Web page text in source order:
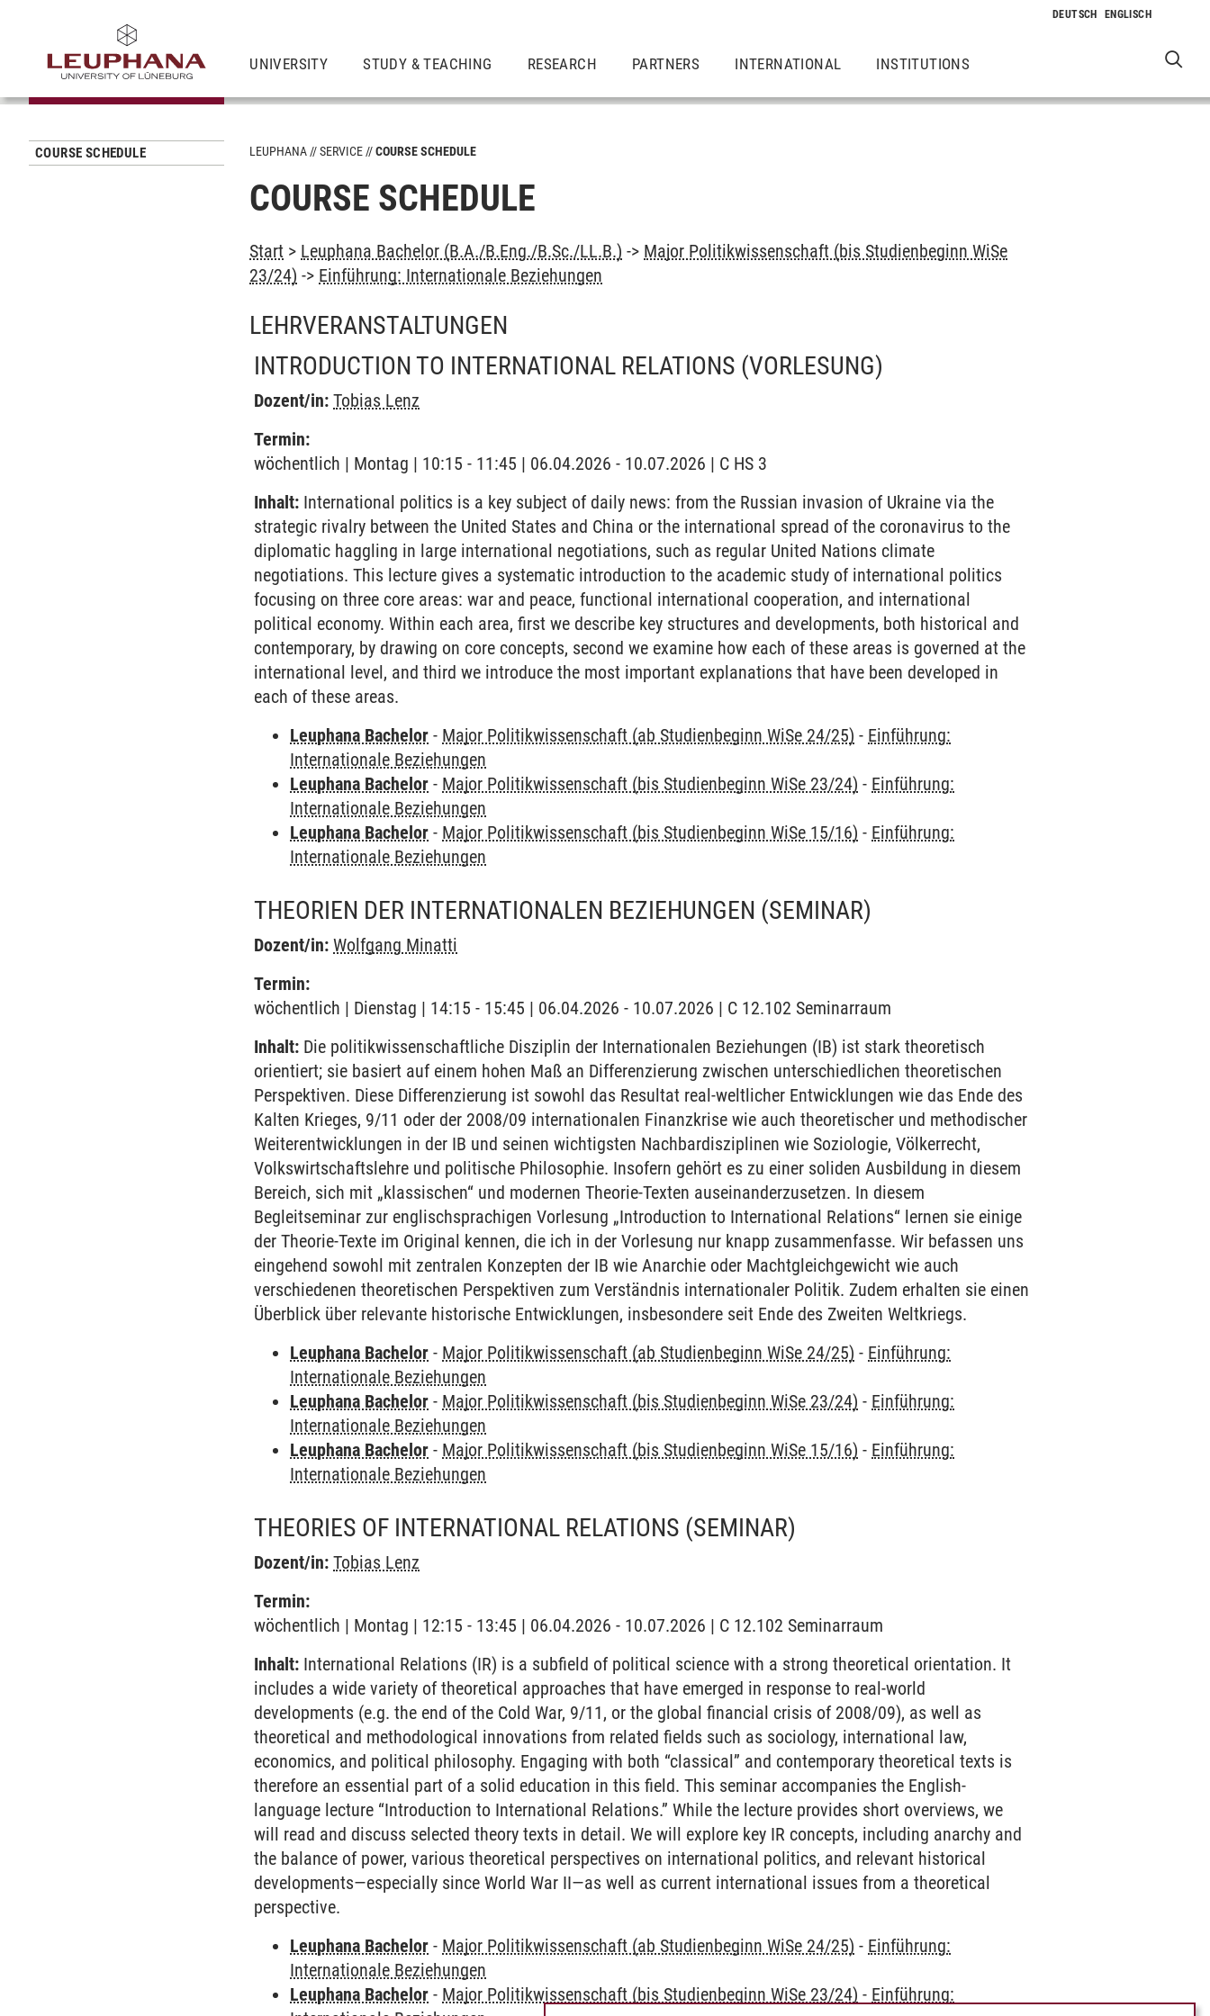
UNIVERSITY STUDY & TEACHING RESEARCH PARTNERS INTERNATIONAL INSTITUTIONS
COURSE SCHEDULE LEUPHANA SERVICE COURSE SCHEDULE
COURSE SCHEDULE
Start > Leuphana Bachelor (B.A./B.Eng./B.Sc./LL.B.) -> Major Politikwissenschaft (bis Studienbeginn WiSe
23/24) -> Einführung: Internationale Beziehungen
LEHRVERANSTALTUNGEN
INTRODUCTION TO INTERNATIONAL RELATIONS (VORLESUNG)
Dozent/in: Tobias Lenz
Termin:
wöchentlich | Montag | 10:15 - 11:45 | 06.04.2026 - 10.07.2026 | C HS 3
Inhalt: International politics is a key subject of daily news: from the Russian invasion of Ukraine via the
strategic rivalry between the United States and China or the international spread of the coronavirus to the
diplomatic haggling in large international negotiations, such as regular United Nations climate
negotiations. This lecture gives a systematic introduction to the academic study of international politics
focusing on three core areas: war and peace, functional international cooperation, and international
political economy. Within each area, first we describe key structures and developments, both historical and
contemporary, by drawing on core concepts, second we examine how each of these areas is governed at the
international level, and third we introduce the most important explanations that have been developed in
each of these areas.
Leuphana Bachelor - Major Politikwissenschaft (ab Studienbeginn WiSe 24/25) - Einführung:
Internationale Beziehungen
Leuphana Bachelor - Major Politikwissenschaft (bis Studienbeginn WiSe 23/24) - Einführung:
Internationale Beziehungen
Leuphana Bachelor - Major Politikwissenschaft (bis Studienbeginn WiSe 15/16) - Einführung:
Internationale Beziehungen
THEORIEN DER INTERNATIONALEN BEZIEHUNGEN (SEMINAR)
Dozent/in: Wolfgang Minatti
Termin:
wöchentlich | Dienstag | 14:15 - 15:45 | 06.04.2026 - 10.07.2026 | C 12.102 Seminarraum
Inhalt: Die politikwissenschaftliche Disziplin der Internationalen Beziehungen (IB) ist stark theoretisch
orientiert; sie basiert auf einem hohen Maß an Differenzierung zwischen unterschiedlichen theoretischen
Perspektiven. Diese Differenzierung ist sowohl das Resultat real-weltlicher Entwicklungen wie das Ende des
Kalten Krieges, 9/11 oder der 2008/09 internationalen Finanzkrise wie auch theoretischer und methodischer
Weiterentwicklungen in der IB und seinen wichtigsten Nachbardisziplinen wie Soziologie, Völkerrecht,
Volkswirtschaftslehre und politische Philosophie. Insofern gehört es zu einer soliden Ausbildung in diesem
Bereich, sich mit „klassischen“ und modernen Theorie-Texten auseinanderzusetzen. In diesem
Begleitseminar zur englischsprachigen Vorlesung „Introduction to International Relations“ lernen sie einige
der Theorie-Texte im Original kennen, die ich in der Vorlesung nur knapp zusammenfasse. Wir befassen uns
eingehend sowohl mit zentralen Konzepten der IB wie Anarchie oder Machtgleichgewicht wie auch
verschiedenen theoretischen Perspektiven zum Verständnis internationaler Politik. Zudem erhalten sie einen
Überblick über relevante historische Entwicklungen, insbesondere seit Ende des Zweiten Weltkriegs.
Leuphana Bachelor - Major Politikwissenschaft (ab Studienbeginn WiSe 24/25) - Einführung:
Internationale Beziehungen
Leuphana Bachelor - Major Politikwissenschaft (bis Studienbeginn WiSe 23/24) - Einführung:
Internationale Beziehungen
Leuphana Bachelor - Major Politikwissenschaft (bis Studienbeginn WiSe 15/16) - Einführung:
Internationale Beziehungen
THEORIES OF INTERNATIONAL RELATIONS (SEMINAR)
Dozent/in: Tobias Lenz
Termin:
wöchentlich | Montag | 12:15 - 13:45 | 06.04.2026 - 10.07.2026 | C 12.102 Seminarraum
Inhalt: International Relations (IR) is a subfield of political science with a strong theoretical orientation. It
includes a wide variety of theoretical approaches that have emerged in response to real-world
developments (e.g. the end of the Cold War, 9/11, or the global financial crisis of 2008/09), as well as
theoretical and methodological innovations from related fields such as sociology, international law,
economics, and political philosophy. Engaging with both “classical” and contemporary theoretical texts is
therefore an essential part of a solid education in this field. This seminar accompanies the English-
language lecture “Introduction to International Relations.” While the lecture provides short overviews, we
will read and discuss selected theory texts in detail. We will explore key IR concepts, including anarchy and
the balance of power, various theoretical perspectives on international politics, and relevant historical
developments—especially since World War II—as well as current international issues from a theoretical
perspective.
Leuphana Bachelor - Major Politikwissenschaft (ab Studienbeginn WiSe 24/25) - Einführung:
Internationale Beziehungen
Leuphana Bachelor - Major Politikwissenschaft (bis Studienbeginn WiSe 23/24) - Einführung: